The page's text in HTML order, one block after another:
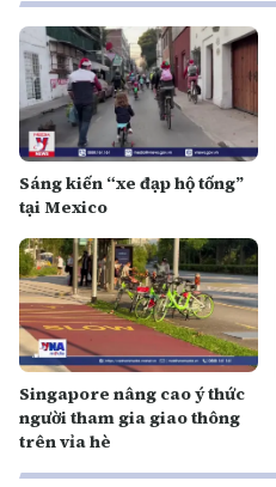
Sáng kiến “xe đạp hộ tống”
tại Mexico
Singapore nâng cao ý thức
người tham gia giao thông
trên vỉa hè